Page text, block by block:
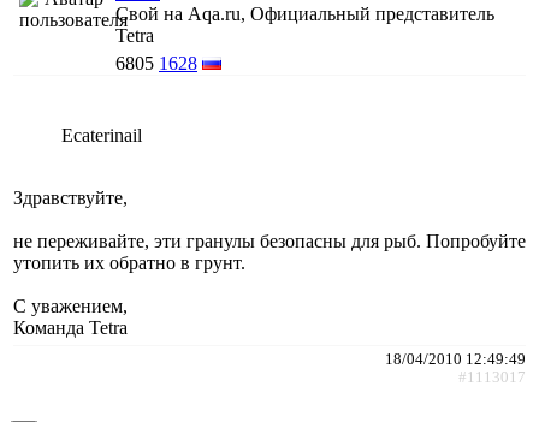
Свой на Aqa.ru, Официальный представитель
Tetra
6805 1628
Ecaterinail
Здравствуйте,
не переживайте, эти гранулы безопасны для рыб. Попробуйте
утопить их обратно в грунт.
С уважением,
Команда Tetra
18/04/2010 12:49:49
#1113017